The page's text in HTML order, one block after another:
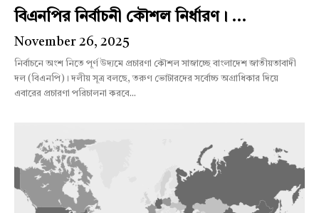
বিএনপির নির্বাচনী কৌশল নির্ধারণ। ...
November 26, 2025
নির্বাচনে অংশ নিতে পূর্ণ উদ্যমে প্রচারণা কৌশল সাজাচ্ছে বাংলাদেশ জাতীয়তাবাদী
দল (বিএনপি)। দলীয় সূত্র বলছে, তরুণ ভোটারদের সর্বোচ্চ অগ্রাধিকার দিয়ে
এবারের প্রচারণা পরিচালনা করবে...